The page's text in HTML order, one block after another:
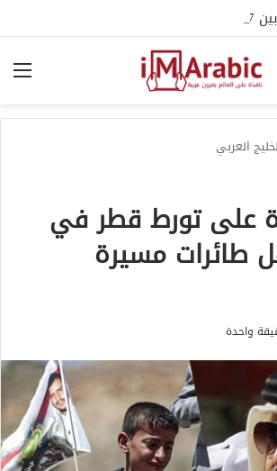
العربي
على تورط قطر في
طائرات مسيرة
واحدة